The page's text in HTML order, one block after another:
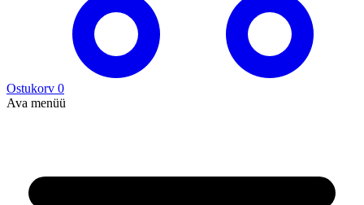
Ostukorv 0
Ava menüü